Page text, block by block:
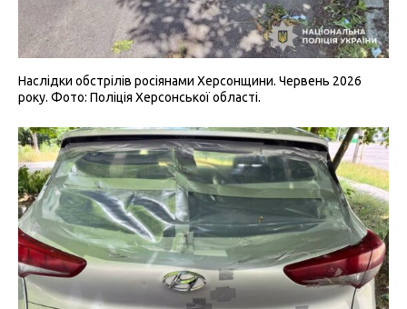
Наслідки обстрілів росіянами Херсонщини. Червень 2026
року. Фото: Поліція Херсонської області.